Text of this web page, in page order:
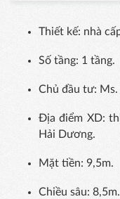
Thiết kế: nhà
Số tầng: 1 tầng.
Chủ đầu tư: Ms.
Địa điểm XD:
Hải Dương.
Mặt tiền: 9,5m.
Chiều sâu: 8,5m.